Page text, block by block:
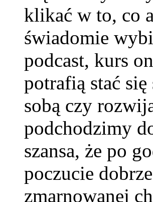
klikać w to, co
świadomie
podcast, kurs
potrafią stać
sobą czy
podchodzimy
szansa, że po
poczucie
zmarnowanej